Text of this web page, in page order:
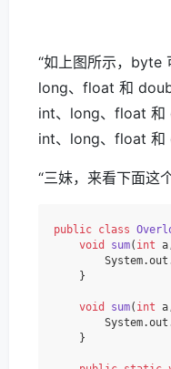
“如上图所示，byte
long、float 和
int、long、float 和
int、long、float 和
“三妹，来看下面这
public class
void
sum( int
    }
void sum( int
    }